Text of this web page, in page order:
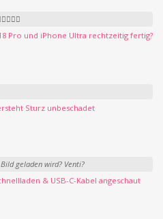
Pro und iPhone Ultra rechtzeitig fertig?
Sturz unbeschadet
geladen wird? Venti?
& USB-C-Kabel angeschaut